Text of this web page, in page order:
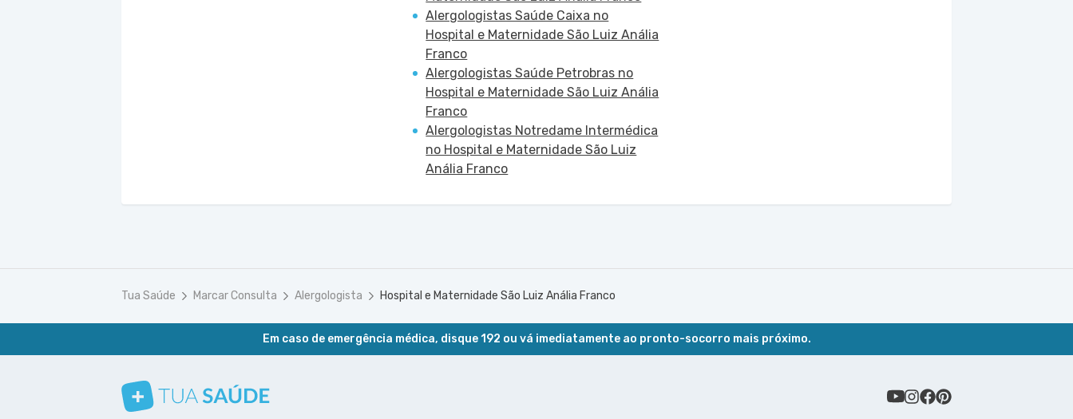
Alergologistas Saúde Caixa no
Hospital e Maternidade São Luiz Anália
Franco
Alergologistas Saúde Petrobras no
Hospital e Maternidade São Luiz Anália
Franco
Alergologistas Notredame Intermédica
no Hospital e Maternidade São Luiz
Anália Franco
Tua Saúde Marcar Consulta Alergologista Hospital e Maternidade São Luiz Anália Franco
Em caso de emergência médica, disque 192 ou vá imediatamente ao pronto-socorro mais próximo.
Conheça nosso canal
Siga a gente no Instagram
Siga a gente no Facebook
Siga a gente no Pinterest